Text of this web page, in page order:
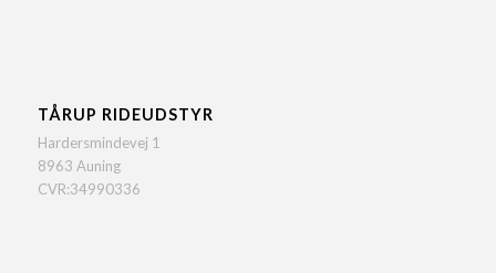
TÅRUP RIDEUDSTYR
Hardersmindevej 1
8963 Auning
CVR:34990336